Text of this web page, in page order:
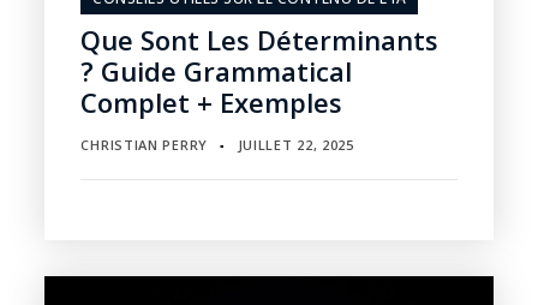
Que Sont Les Déterminants
? Guide Grammatical
Complet + Exemples
CHRISTIAN PERRY ▪ JUILLET 22, 2025